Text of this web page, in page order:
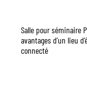
Salle pour séminaire
avantages d’un lieu
connecté